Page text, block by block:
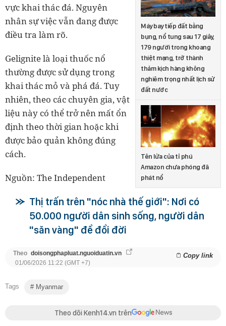
Máy bay tiếp đất bằng
bụng, nổ tung sau 17 giây,
179 người trong khoang
thiệt mạng, trở thành
thảm kịch hàng không
nghiêm trọng nhất lịch sử
đất nước
Tên lửa của tỉ phú
Amazon chưa phóng đã
phát nổ
vực khai thác đá. Nguyên
nhân sự việc vẫn đang được
điều tra làm rõ.
Gelignite là loại thuốc nổ
thường được sử dụng trong
khai thác mỏ và phá đá. Tuy
nhiên, theo các chuyên gia, vật
liệu này có thể trở nên mất ổn
định theo thời gian hoặc khi
được bảo quản không đúng
cách.
Nguồn: The Independent
Thị trấn trên "nóc nhà thế giới": Nơi có
50.000 người dân sinh sống, người dân
"săn vàng" để đổi đời
Theo doisongphapluat.nguoiduatin.vn Copy link
01/06/2026 11:22 (GMT +7)
Tags Myanmar
Theo dõi Kenh14.vn trên